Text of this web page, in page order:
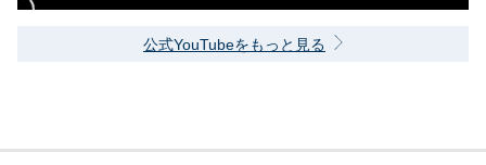
公式YouTubeをもっと見る